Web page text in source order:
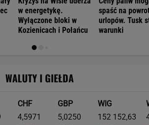
w energetykę.
Wyłączone bloki w
Kozienicach i Połańcu
spaść na
urlopów. Tusk
warunki
WALUTY I GIEŁDA
CHF
4,5971
GBP
5,0250
WIG
152 152,63